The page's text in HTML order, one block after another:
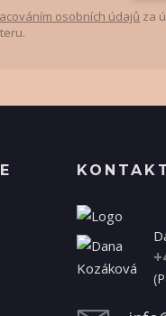
osobních údajů za